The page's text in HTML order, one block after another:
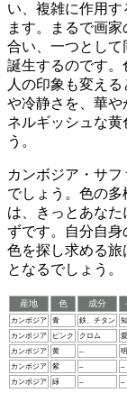
い、複雑に作用
ます。まるで画
合い、一つとし
誕生するのです。
人の印象も変える
や冷静さを、華
ネルギッシュな
う。
カンボジア・サ
でしょう。 色の多
は、きっとあな
ずです。自分自身
色を探し求める
となるでしょう。
産地 色 成分
カンボジア 青 鉄、チタン
カンボジア
ピンク クロム
カンボジア
黄 –
カンボジア
紫 –
–
カンボジア
緑 – –